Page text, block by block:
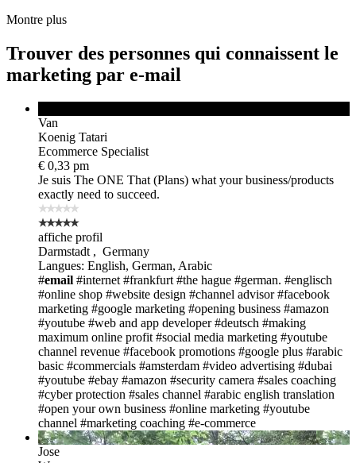
Montre plus
Trouver des personnes qui connaissent le
marketing par e-mail
Van
Koenig Tatari
Ecommerce Specialist
€ 0,33 pm
Je suis The ONE That (Plans) what your business/products
exactly need to succeed.
affiche profil
Darmstadt , Germany
Langues: English, German, Arabic
#email #internet #frankfurt #the hague #german. #englisch
#online shop #website design #channel advisor #facebook
marketing #google marketing #opening business #amazon
#youtube #web and app developer #deutsch #making
maximum online profit #social media marketing #youtube
channel revenue #facebook promotions #google plus #arabic
basic #commercials #amsterdam #video advertising #dubai
#youtube #ebay #amazon #security camera #sales coaching
#cyber protection #sales channel #arabic english translation
#open your own business #online marketing #youtube
channel #marketing coaching #e-commerce
Jose